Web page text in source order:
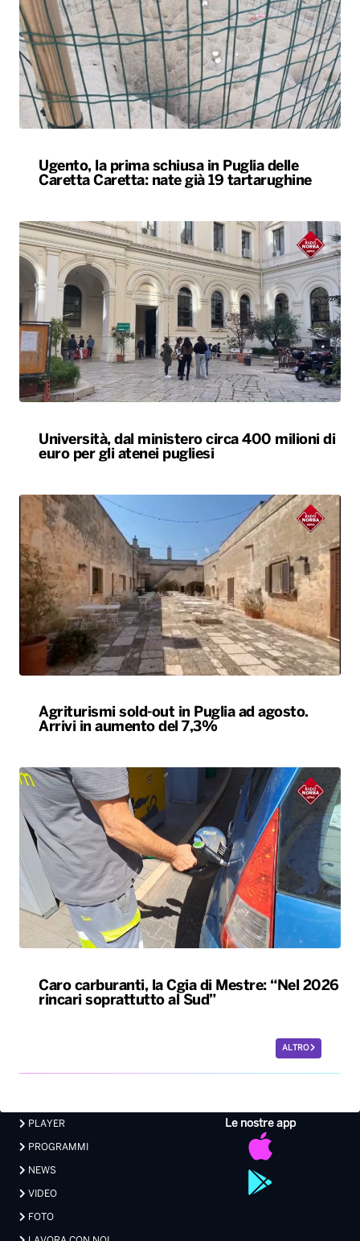
Ugento, la prima schiusa in Puglia delle
Caretta Caretta: nate già 19 tartarughine
Università, dal ministero circa 400 milioni di
euro per gli atenei pugliesi
Agriturismi sold-out in Puglia ad agosto.
Arrivi in aumento del 7,3%
Caro carburanti, la Cgia di Mestre: “Nel 2026
rincari soprattutto al Sud”
ALTRO
Le nostre app
PLAYER
PROGRAMMI
NEWS
VIDEO
FOTO